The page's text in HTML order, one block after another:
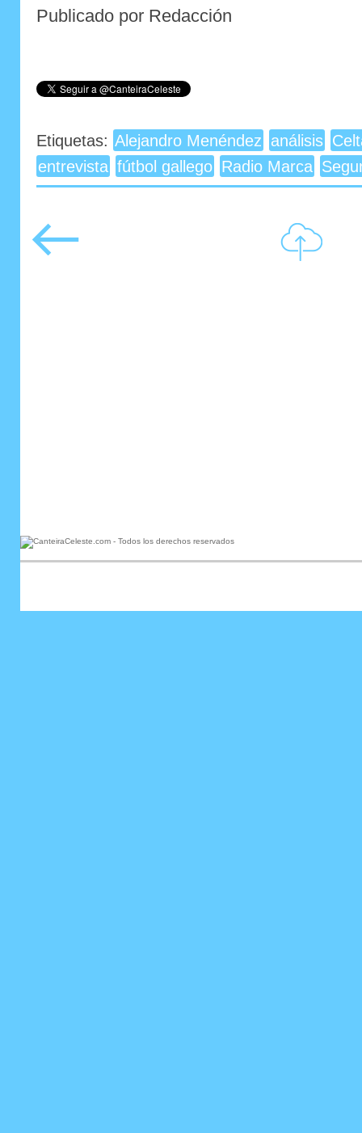
Publicado por Redacción
Etiquetas: Alejandro Menéndez análisis
entrevista fútbol gallego Radio Marca